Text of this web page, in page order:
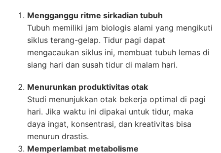
Mengganggu ritme sirkadian tubuh
Tubuh memiliki jam biologis alami yang mengikuti
siklus terang-gelap. Tidur pagi dapat
mengacaukan siklus ini, membuat tubuh lemas di
siang hari dan susah tidur di malam hari.
Menurunkan produktivitas otak
Studi menunjukkan otak bekerja optimal di pagi
hari. Jika waktu ini dipakai untuk tidur, maka
daya ingat, konsentrasi, dan kreativitas bisa
menurun drastis.
Memperlambat metabolisme